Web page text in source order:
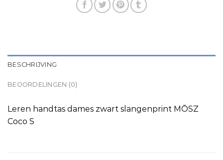
BESCHRIJVING
BEOORDELINGEN (0)
Leren handtas dames zwart slangenprint MŌSZ
Coco S